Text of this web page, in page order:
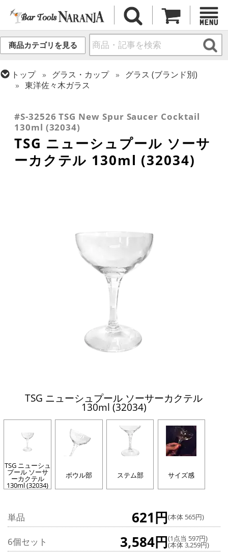
商品カテゴリを見る
トップ グラス・カップ
グラス (ブランド別)
東洋佐々木ガラス
カクテルグラス (~139ml)
#S-32526 TSG New Spur Saucer Cocktail
130ml (32034)
TSG ニューシュプール ソーサ
ーカクテル 130ml (32034)
TSG ニューシュプール ソーサーカクテル
130ml (32034)
TSG ニューシュ
プール ソーサ
ーカクテル
130ml (32034)
ボウル部 ステム部 サイズ感
単品 621円(本体 565円)
6個セット 3,584円(1点当 597円)
(本体 3,259円)